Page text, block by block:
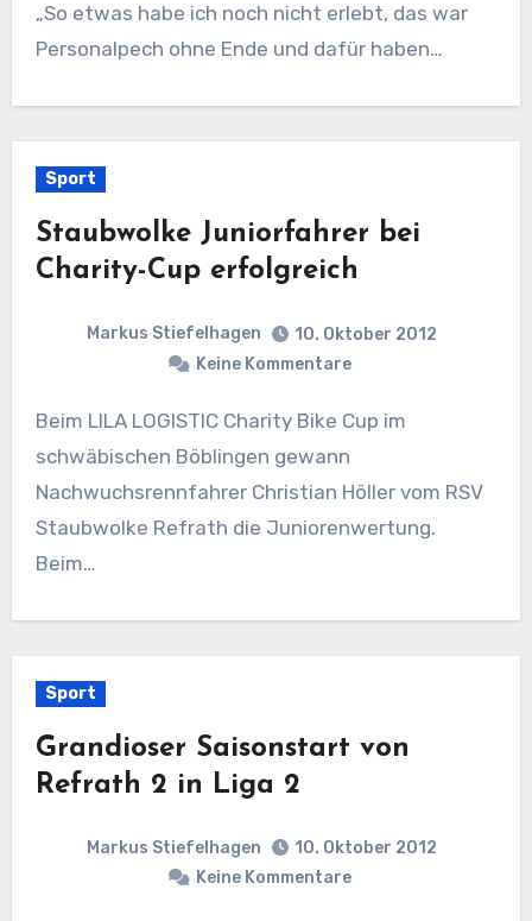
„So etwas habe ich noch nicht erlebt, das war
Personalpech ohne Ende und dafür haben…
Sport
Staubwolke Juniorfahrer bei
Charity-Cup erfolgreich
Markus Stiefelhagen
10. Oktober 2012
Keine Kommentare
Beim LILA LOGISTIC Charity Bike Cup im
schwäbischen Böblingen gewann
Nachwuchsrennfahrer Christian Höller vom RSV
Staubwolke Refrath die Juniorenwertung.
Beim…
Sport
Grandioser Saisonstart von
Refrath 2 in Liga 2
Markus Stiefelhagen
10. Oktober 2012
Keine Kommentare